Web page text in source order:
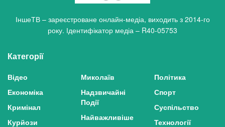
ІншеТВ – зареєстроване онлайн-медіа, виходить з 2014-го
року. Ідентифікатор медіа – R40-05753
Категорії
Відео
Економіка
Кримінал
Курйози
Миколаїв
Надзвичайні
Події
Найважливіше
Політика
Спорт
Суспільство
Технології